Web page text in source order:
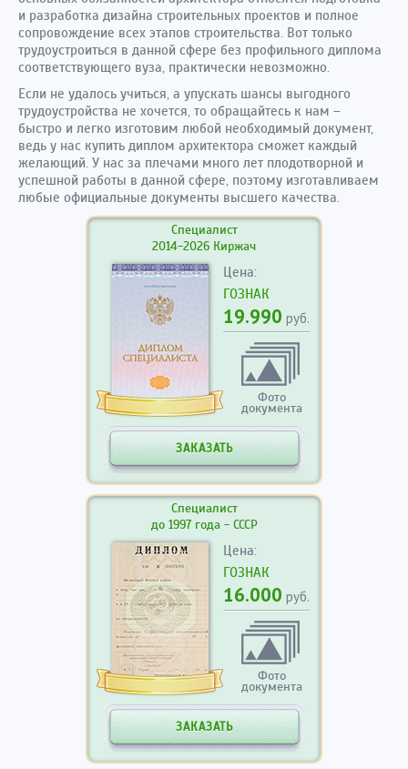
и разработка дизайна строительных проектов и полное
сопровождение всех этапов строительства. Вот только
трудоустроиться в данной сфере без профильного диплома
соответствующего вуза, практически невозможно.
Если не удалось учиться, а упускать шансы выгодного
трудоустройства не хочется, то обращайтесь к нам –
быстро и легко изготовим любой необходимый документ,
ведь у нас купить диплом архитектора сможет каждый
желающий. У нас за плечами много лет плодотворной и
успешной работы в данной сфере, поэтому изготавливаем
любые официальные документы высшего качества.
Специалист
2014-2026 Киржач
Цена:
ГОЗНАК
19.990 руб.
Фото
документа
ЗАКАЗАТЬ
Специалист
до 1997 года - СССР
Цена:
ГОЗНАК
16.000 руб.
Фото
документа
ЗАКАЗАТЬ